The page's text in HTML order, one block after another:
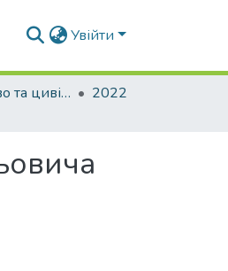
Увійти
192 Будівництво та цивільна інженерія. Промислове і цивільне будівництво
2022